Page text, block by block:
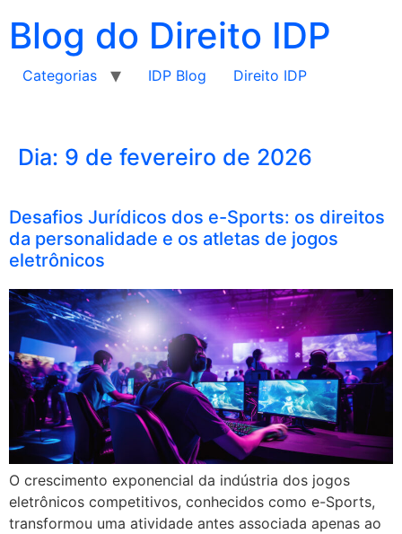
Blog do Direito IDP
Categorias IDP Blog Direito IDP
Dia: 9 de fevereiro de 2026
Desafios Jurídicos dos e-Sports: os direitos
da personalidade e os atletas de jogos
eletrônicos
O crescimento exponencial da indústria dos jogos
eletrônicos competitivos, conhecidos como e-Sports,
transformou uma atividade antes associada apenas ao